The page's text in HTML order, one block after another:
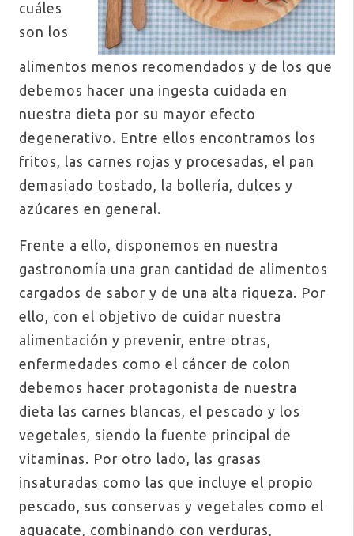
cuáles
son los
alimentos menos recomendados y de los que
debemos hacer una ingesta cuidada en
nuestra dieta por su mayor efecto
degenerativo. Entre ellos encontramos los
fritos, las carnes rojas y procesadas, el pan
demasiado tostado, la bollería, dulces y
azúcares en general.
Frente a ello, disponemos en nuestra
gastronomía una gran cantidad de alimentos
cargados de sabor y de una alta riqueza. Por
ello, con el objetivo de cuidar nuestra
alimentación y prevenir, entre otras,
enfermedades como el cáncer de colon
debemos hacer protagonista de nuestra
dieta las carnes blancas, el pescado y los
vegetales, siendo la fuente principal de
vitaminas. Por otro lado, las grasas
insaturadas como las que incluye el propio
pescado, sus conservas y vegetales como el
aguacate, combinando con verduras,